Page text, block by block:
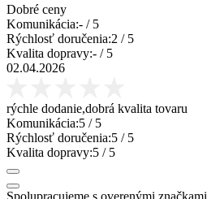
Dobré ceny
Komunikácia:- / 5
Rýchlosť doručenia:2 / 5
Kvalita dopravy:- / 5
02.04.2026
rýchle dodanie,dobrá kvalita tovaru
Komunikácia:5 / 5
Rýchlosť doručenia:5 / 5
Kvalita dopravy:5 / 5
Spolupracujeme s overenými značkami